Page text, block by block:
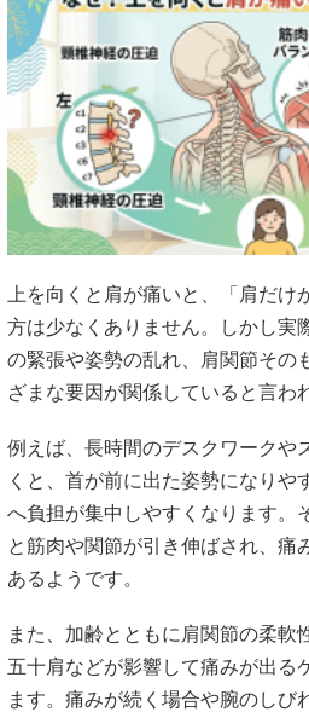
上を向くと肩が痛いと、「肩だけ
方は少なくありません。しかし実
の緊張や姿勢の乱れ、肩関節その
ざまな要因が関係していると言わ
例えば、長時間のデスクワークや
くと、首が前に出た姿勢になりや
へ負担が集中しやすくなります。
と筋肉や関節が引き伸ばされ、痛
あるようです。
また、加齢とともに肩関節の柔軟
五十肩などが影響して痛みが出る
ます。痛みが続く場合や腕のしび